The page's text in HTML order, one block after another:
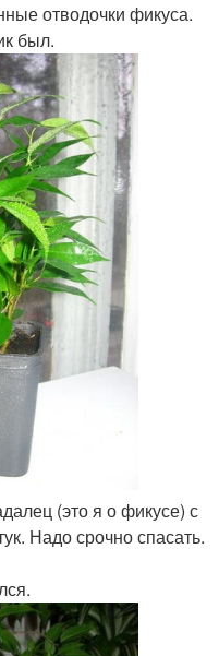
отводочки фикуса.
был.
(это я о фикусе) с
Надо срочно спасать.